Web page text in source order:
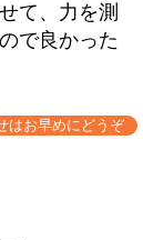
て、力を測
で良かった
はお早めにどうぞ